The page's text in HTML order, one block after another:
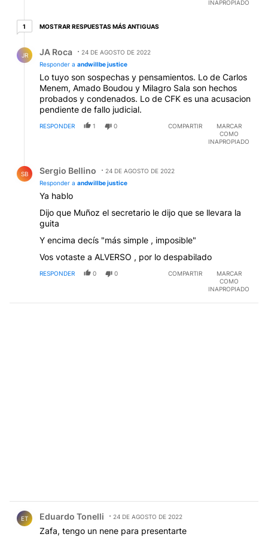
INAPROPIADO
11 respuesta más antiguas
MOSTRAR RESPUESTAS MÁS ANTIGUAS
JR JA Roca
24 DE AGOSTO DE 2022
Responder a andwillbe justice
Lo tuyo son sospechas y pensamientos. Lo de Carlos
Menem, Amado Boudou y Milagro Sala son hechos
probados y condenados. Lo de CFK es una acusacion
pendiente de fallo judicial.
RESPONDER 1 0 COMPARTIR
MARCAR
COMO
INAPROPIADO
SB Sergio Bellino
24 DE AGOSTO DE 2022
Responder a andwillbe justice
Ya hablo
Dijo que Muñoz el secretario le dijo que se llevara la
guita
Y encima decís "más simple , imposible"
Vos votaste a ALVERSO , por lo despabilado
RESPONDER 0 0 COMPARTIR
MARCAR
COMO
INAPROPIADO
ET Eduardo Tonelli 24 DE AGOSTO DE 2022
Zafa, tengo un nene para presentarte